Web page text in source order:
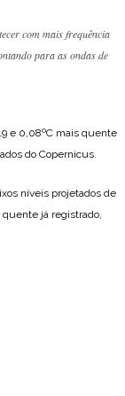
com mais frequência
para as ondas de
e 0,08ºC mais quente
do Copernicus.
níveis projetados de
já registrado,